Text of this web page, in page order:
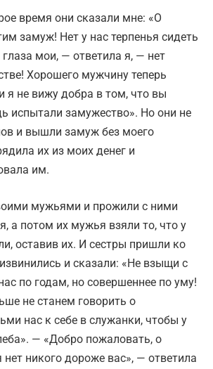
время они сказали мне: «О
замуж! Нет у нас терпенья сидеть
мои, — ответила я, — нет
Хорошего мужчину теперь
я не вижу добра в том, что вы
испытали замужество». Но они не
и вышли замуж без моего
их из моих денег и
им.
мужьями и прожили с ними
а потом их мужья взяли то, что у
оставив их. И сестры пришли ко
и сказали: «Не взыщи с
по годам, но совершеннее по уму!
не станем говорить о
нас к себе в служанки, чтобы у
— «Добро пожаловать, о
нет никого дороже вас», — ответила